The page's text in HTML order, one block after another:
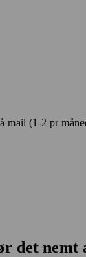
mail (1-2 pr
nemt